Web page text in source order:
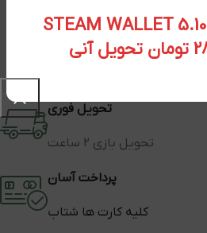
STEAM WALLET
تحویل فوری
تحویل بازی 2 ساعت
پرداخت آسان
کلیه کارت ها شتاب